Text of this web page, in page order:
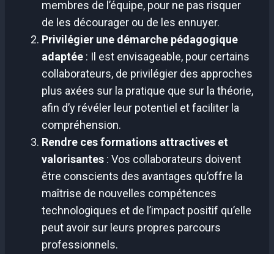
membres de l’équipe, pour ne pas risquer
de les décourager ou de les ennuyer.
Privilégier une démarche pédagogique
adaptée : Il est envisageable, pour certains
collaborateurs, de privilégier des approches
plus axées sur la pratique que sur la théorie,
afin d’y révéler leur potentiel et faciliter la
compréhension.
Rendre ces formations attractives et
valorisantes : Vos collaborateurs doivent
être conscients des avantages qu’offre la
maîtrise de nouvelles compétences
technologiques et de l’impact positif qu’elle
peut avoir sur leurs propres parcours
professionnels.